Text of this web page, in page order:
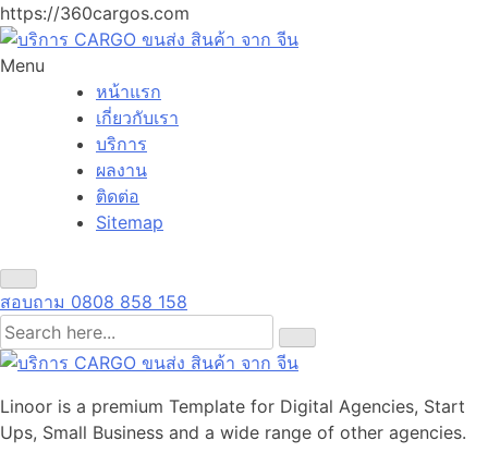
https://360cargos.com
Menu
หน้าแรก
เกี่ยวกับเรา
บริการ
ผลงาน
ติดต่อ
Sitemap
สอบถาม 0808 858 158
Linoor is a premium Template for Digital Agencies, Start
Ups, Small Business and a wide range of other agencies.